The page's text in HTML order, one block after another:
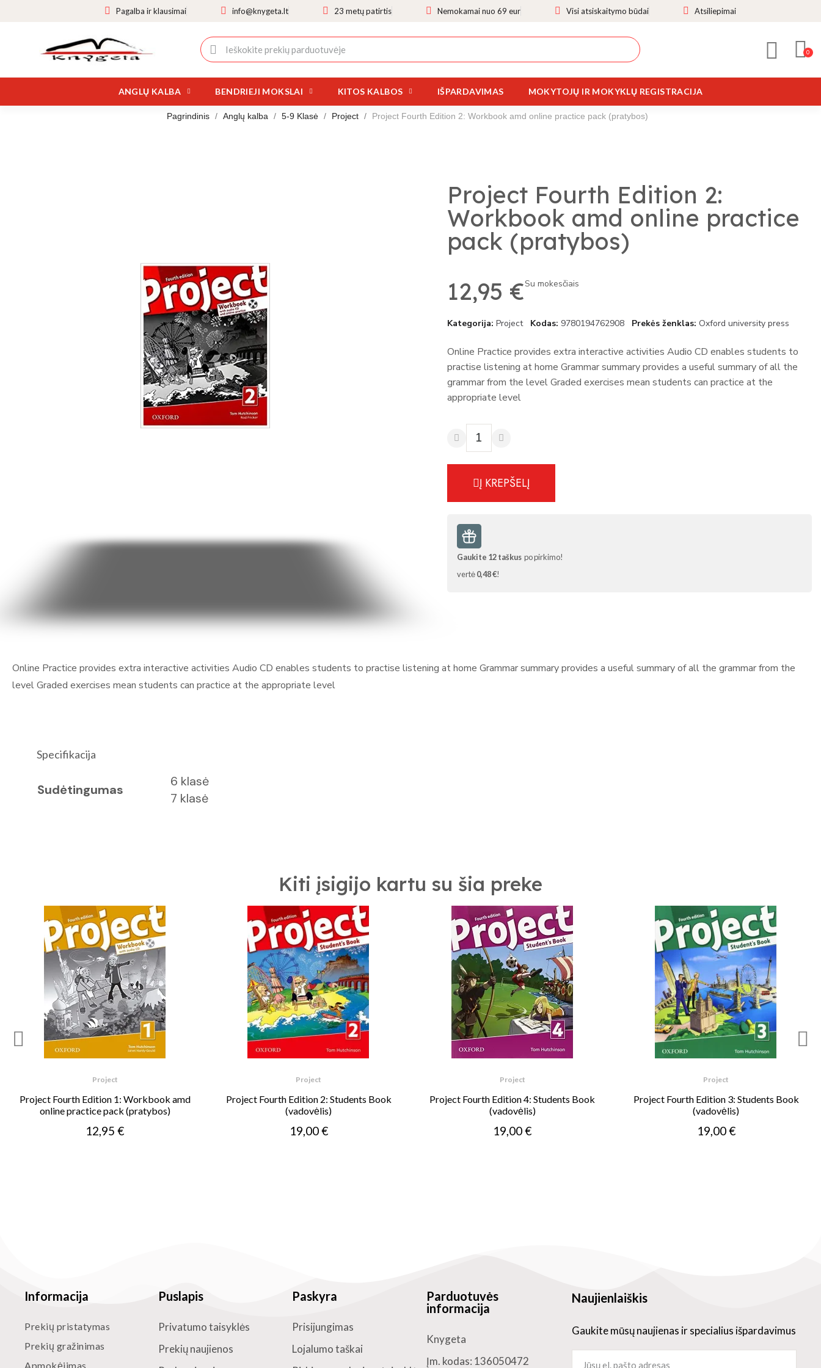
Pagalba ir klausimai info@knygeta.lt 23 metų patirtis Nemokamai nuo 69 eur Visi atsiskaitymo būdai Atsiliepimai
ANGLŲ KALBA BENDRIEJI MOKSLAI KITOS KALBOS IŠPARDAVIMAS MOKYTOJŲ IR MOKYKLŲ REGISTRACIJA
Pagrindinis Anglų kalba 5-9 Klasė Project Project Fourth Edition 2: Workbook amd online practice pack (pratybos)
Project Fourth Edition 2:
Workbook amd online practice
pack (pratybos)
12,95 €Su mokesčiais
Kategorija Project Kodas 9780194762908 Prekės ženklas Oxford university press
Online Practice provides extra interactive activities Audio CD enables students to
practise listening at home Grammar summary provides a useful summary of all the
grammar from the level Graded exercises mean students can practice at the
appropriate level
Į KREPŠELĮ
Gaukite 12taškus po pirkimo!
vertė0,48 €!
Online Practice provides extra interactive activities Audio CD enables students to practise listening at home Grammar summary provides a useful summary of all the grammar from the
level Graded exercises mean students can practice at the appropriate level
Specifikacija
Sudėtingumas
6 klasė
7 klasė
Kiti įsigijo kartu su šia preke
Project
Project Fourth Edition 1: Workbook amd
online practice pack (pratybos)
12,95 €
Project
Project Fourth Edition 2: Students Book
(vadovėlis)
19,00 €
Project
Project Fourth Edition 4: Students Book
(vadovėlis)
19,00 €
Project
Project Fourth Edition 3: Students Book
(vadovėlis)
19,00 €
Informacija
Prekių pristatymas
Prekių gražinimas
Apmokėjimas
Puslapis
Privatumo taisyklės
Prekių naujienos
Paskyra
Prisijungimas
Lojalumo taškai
Parduotuvės
informacija
Knygeta
Įm. kodas: 136050472
Naujienlaiškis
Gaukite mūsų naujienas ir specialius išpardavimus